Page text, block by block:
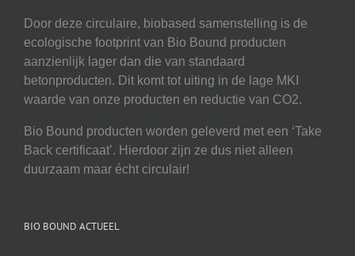
Door deze circulaire, biobased samenstelling is de
ecologische footprint van Bio Bound producten
aanzienlijk lager dan die van standaard
betonproducten. Dit komt tot uiting in de lage MKI
waarde van onze producten en reductie van CO2.
Bio Bound producten worden geleverd met een ‘Take
Back certificaat’. Hierdoor zijn ze dus niet alleen
duurzaam maar écht circulair!
BIO BOUND ACTUEEL